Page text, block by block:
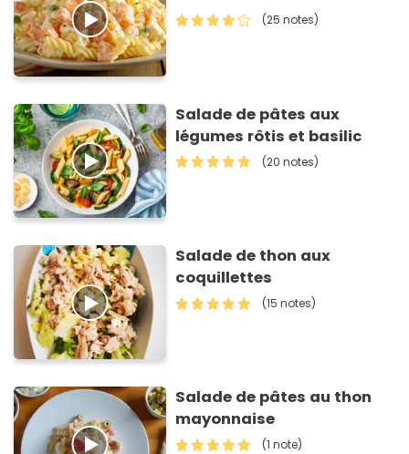
(25 notes)
Salade de pâtes aux
légumes rôtis et basilic
(20 notes)
Salade de thon aux
coquillettes
(15 notes)
Salade de pâtes au thon
mayonnaise
(1 note)